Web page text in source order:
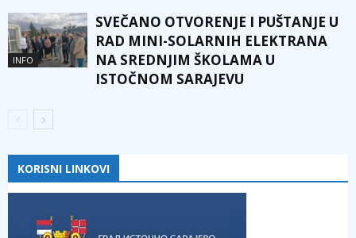
INFO
SVEČANO OTVORENJE I PUŠTANJE U
RAD MINI-SOLARNIH ELEKTRANA
NA SREDNJIM ŠKOLAMA U
ISTOČNOM SARAJEVU
KORISNI LINKOVI